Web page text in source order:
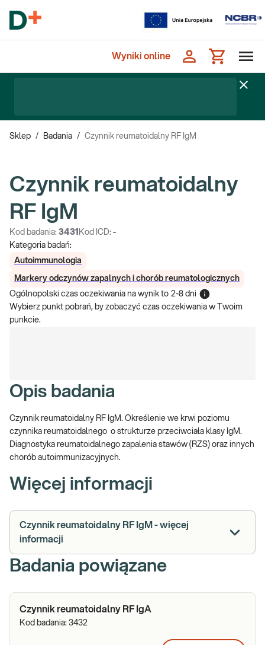
Wyniki online
Sklep / Badania / Czynnik reumatoidalny RF IgM
Czynnik reumatoidalny
RF IgM
Kod badania: 3431 Kod ICD: -
Kategoria badań:
Autoimmunologia
Markery odczynów zapalnych i chorób reumatologicznych
Ogólnopolski czas oczekiwania na wynik to 2-8 dni
Wybierz punkt pobrań, by zobaczyć czas oczekiwania w Twoim
punkcie.
Opis badania
Czynnik reumatoidalny RF IgM. Określenie we krwi poziomu
czynnika reumatoidalnego o strukturze przeciwciała klasy IgM.
Diagnostyka reumatoidalnego zapalenia stawów (RZS) oraz innych
chorób autoimmunizacyjnych.
Więcej informacji
Czynnik reumatoidalny RF IgM - więcej
informacji
Badania powiązane
Czynnik reumatoidalny RF IgA
Kod badania: 3432